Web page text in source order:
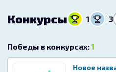
Конкурсы 1 3
Победы в конкурсах:1
Новое